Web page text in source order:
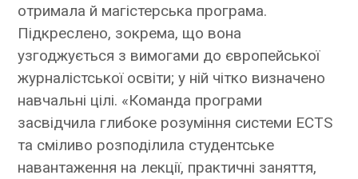
отримала й магістерська програма.
Підкреслено, зокрема, що вона
узгоджується з вимогами до європейської
журналістської освіти; у ній чітко визначено
навчальні цілі. «Команда програми
засвідчила глибоке розуміння системи ECTS
та сміливо розподілила студентське
навантаження на лекції, практичні заняття,